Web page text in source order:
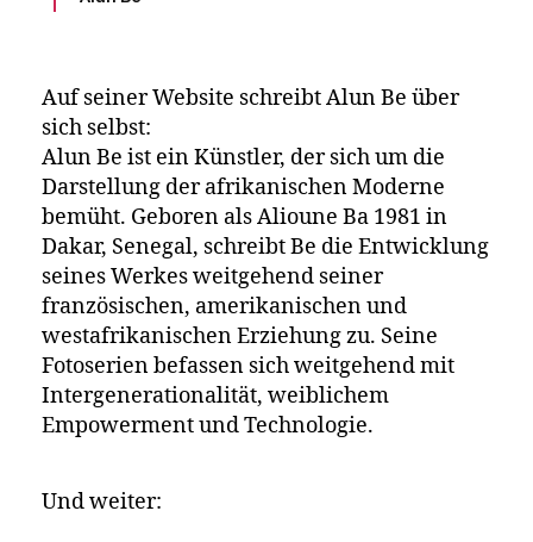
Auf seiner Website schreibt Alun Be über
sich selbst:
Alun Be ist ein Künstler, der sich um die
Darstellung der afrikanischen Moderne
bemüht. Geboren als Alioune Ba 1981 in
Dakar, Senegal, schreibt Be die Entwicklung
seines Werkes weitgehend seiner
französischen, amerikanischen und
westafrikanischen Erziehung zu. Seine
Fotoserien befassen sich weitgehend mit
Intergenerationalität, weiblichem
Empowerment und Technologie.
Und weiter: